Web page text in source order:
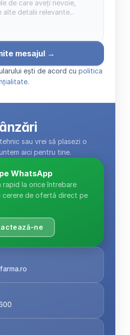
mesajul →
ești de acord cu politica
sau vrei să plasezi o
aici pentru tine.
WhatsApp
rapid la orice întrebare
cerere de ofertă direct pe
ne